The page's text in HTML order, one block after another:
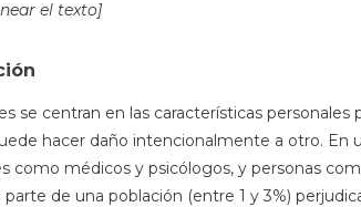
el texto]
se centran en las características personales
hacer daño intencionalmente a otro. En
como médicos y psicólogos, y personas
de una población (entre 1 y 3%)